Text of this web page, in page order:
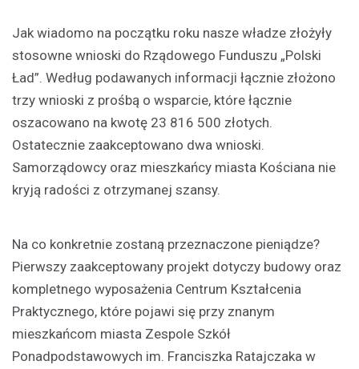
Jak wiadomo na początku roku nasze władze złożyły
stosowne wnioski do Rządowego Funduszu „Polski
Ład”. Według podawanych informacji łącznie złożono
trzy wnioski z prośbą o wsparcie, które łącznie
oszacowano na kwotę 23 816 500 złotych.
Ostatecznie zaakceptowano dwa wnioski.
Samorządowcy oraz mieszkańcy miasta Kościana nie
kryją radości z otrzymanej szansy.
Na co konkretnie zostaną przeznaczone pieniądze?
Pierwszy zaakceptowany projekt dotyczy budowy oraz
kompletnego wyposażenia Centrum Kształcenia
Praktycznego, które pojawi się przy znanym
mieszkańcom miasta Zespole Szkół
Ponadpodstawowych im. Franciszka Ratajczaka w